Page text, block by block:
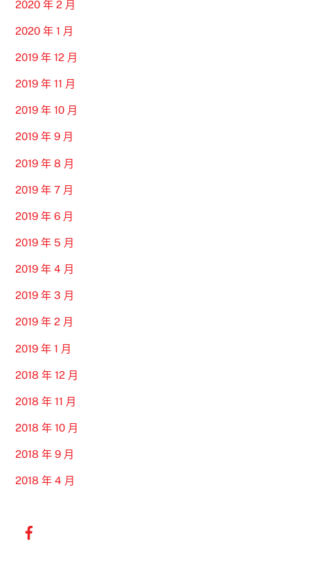
2020 年 2 月
2020 年 1 月
2019 年 12 月
2019 年 11 月
2019 年 10 月
2019 年 9 月
2019 年 8 月
2019 年 7 月
2019 年 6 月
2019 年 5 月
2019 年 4 月
2019 年 3 月
2019 年 2 月
2019 年 1 月
2018 年 12 月
2018 年 11 月
2018 年 10 月
2018 年 9 月
2018 年 4 月